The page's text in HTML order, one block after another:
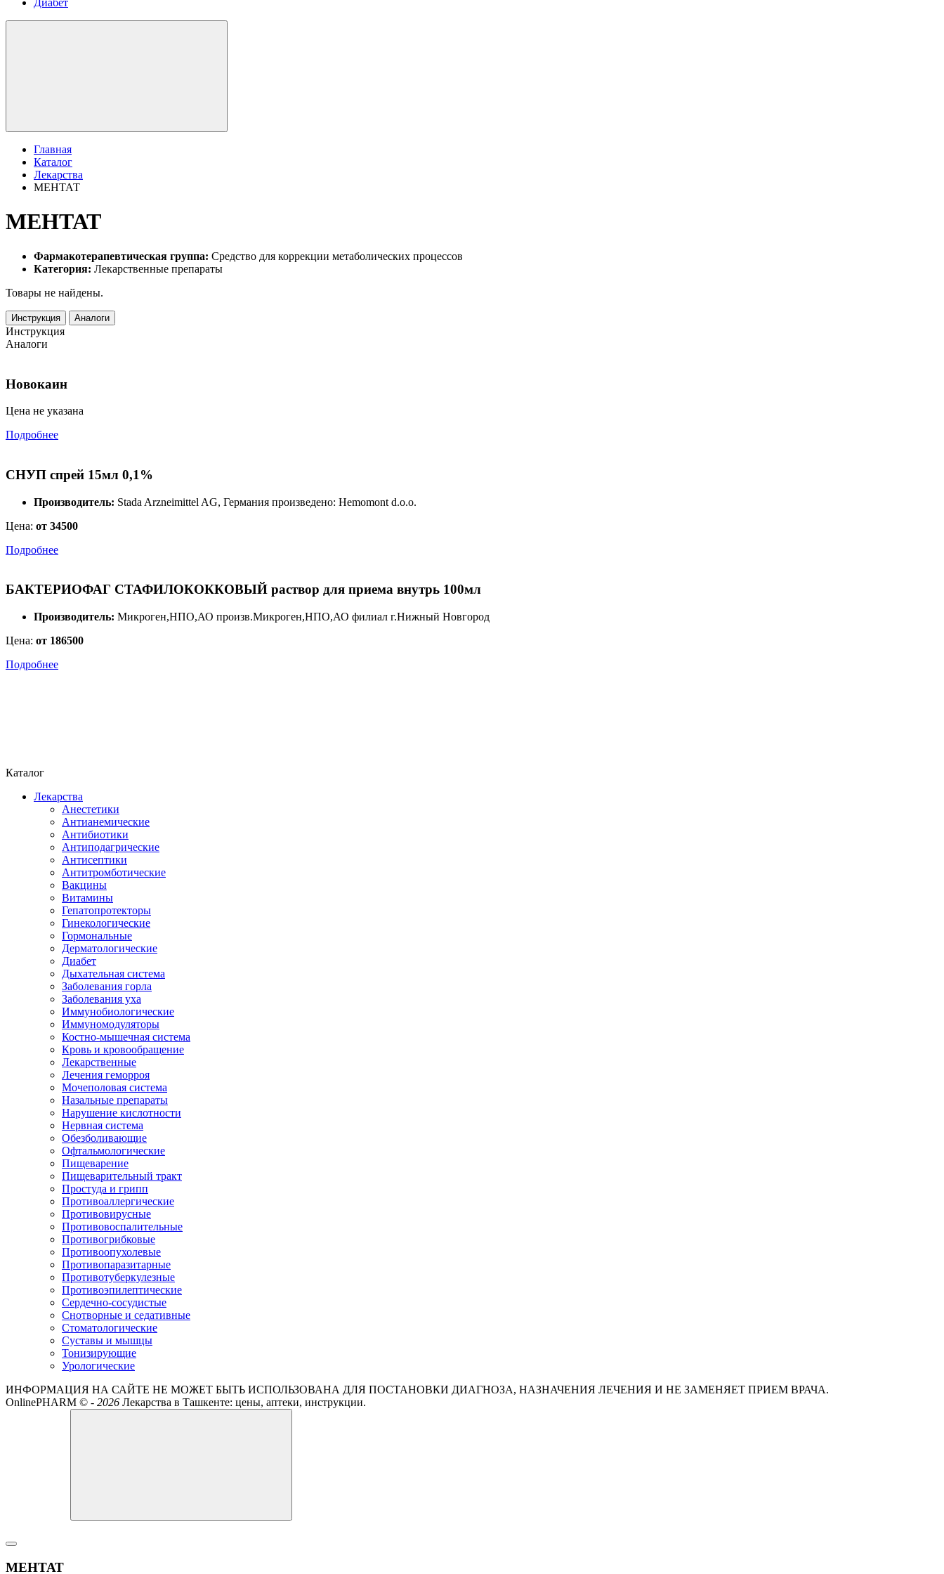
Диабет
Главная
Каталог
Лекарства
МЕНТАТ
МЕНТАТ
Фармакотерапевтическая группа: Средство для коррекции метаболических процессов
Категория: Лекарственные препараты
Товары не найдены.
Инструкция Аналоги
Инструкция
Аналоги
Новокаин
Цена не указана
Подробнее
СНУП спрей 15мл 0,1%
Производитель: Stada Arzneimittel AG, Германия произведено: Hemomont d.o.o.
Цена: от 34500
Подробнее
БАКТЕРИОФАГ СТАФИЛОКОККОВЫЙ раствор для приема внутрь 100мл
Производитель: Микроген,НПО,АО произв.Микроген,НПО,АО филиал г.Нижный Новгород
Цена: от 186500
Подробнее
Каталог
Лекарства
Анестетики
Антианемические
Антибиотики
Антиподагрические
Антисептики
Антитромботические
Вакцины
Витамины
Гепатопротекторы
Гинекологические
Гормональные
Дерматологические
Диабет
Дыхательная система
Заболевания горла
Заболевания уха
Иммунобиологические
Иммуномодуляторы
Костно-мышечная система
Кровь и кровообращение
Лекарственные
Лечения геморроя
Мочеполовая система
Назальные препараты
Нарушение кислотности
Нервная система
Обезболивающие
Офтальмологические
Пищеварение
Пищеварительный тракт
Простуда и грипп
Противоаллергические
Противовирусные
Противовоспалительные
Противогрибковые
Противоопухолевые
Противопаразитарные
Противотуберкулезные
Противоэпилептические
Сердечно-сосудистые
Снотворные и седативные
Стоматологические
Суставы и мышцы
Тонизирующие
Урологические
ИНФОРМАЦИЯ НА САЙТЕ НЕ МОЖЕТ БЫТЬ ИСПОЛЬЗОВАНА ДЛЯ ПОСТАНОВКИ ДИАГНОЗА, НАЗНАЧЕНИЯ ЛЕЧЕНИЯ И НЕ ЗАМЕНЯЕТ ПРИЕМ ВРАЧА.
OnlinePHARM © - 2026 Лекарства в Ташкенте: цены, аптеки, инструкции.
МЕНТАТ